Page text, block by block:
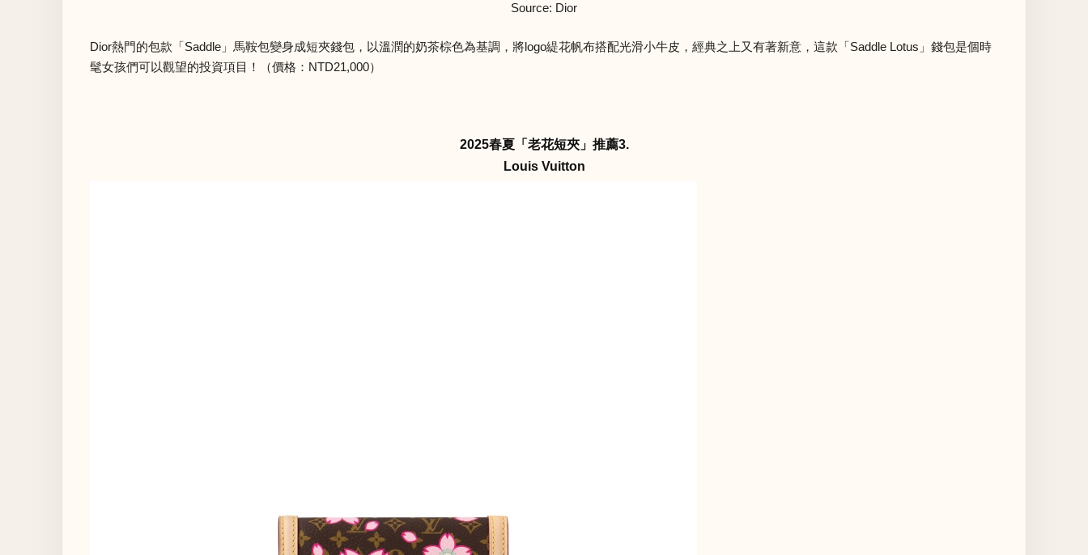
Source: Dior
Dior熱門的包款「Saddle」馬鞍包變身成短夾錢包，以溫潤的奶茶棕色為基調，將logo緹花帆布搭配光滑小牛皮，經典之上又有著新意，這款「Saddle Lotus」錢包是個時
髦女孩們可以觀望的投資項目！（價格：NTD21,000）
2025春夏「老花短夾」推薦3.
Louis Vuitton